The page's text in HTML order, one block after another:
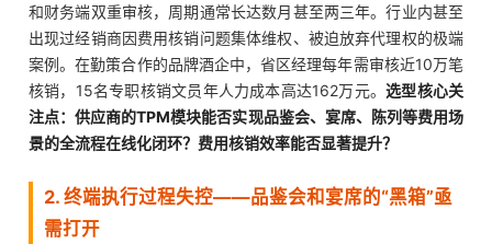
和财务端双重审核，周期通常长达数月甚至两三年。行业内甚至
出现过经销商因费用核销问题集体维权、被迫放弃代理权的极端
案例。在勤策合作的品牌酒企中，省区经理每年需审核近10万笔
核销，15名专职核销文员年人力成本高达162万元。选型核心关
注点：供应商的TPM模块能否实现品鉴会、宴席、陈列等费用场
景的全流程在线化闭环？费用核销效率能否显著提升？
2. 终端执行过程失控——品鉴会和宴席的“黑箱”亟
需打开